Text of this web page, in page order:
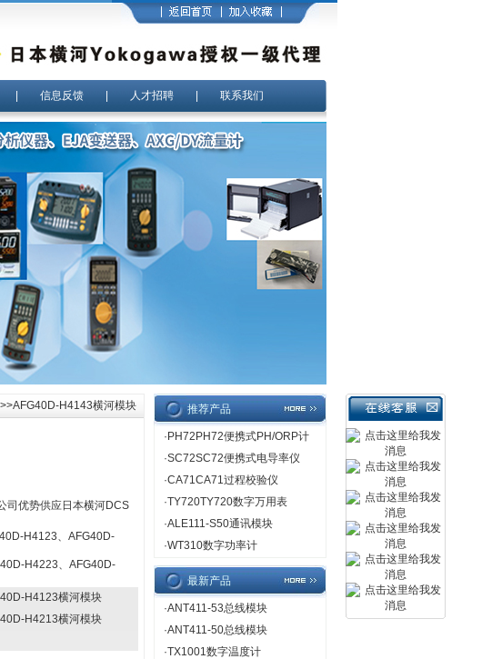
信息反馈 人才招聘 联系我们
>>AFG40D-H4143横河模块
司优势供应日本横河DCS
H4123、AFG40D-
H4223、AFG40D-
H4123横河模块
H4213横河模块
推荐产品
· PH72PH72便携式PH/ORP计
·SC72SC72便携式电导率仪
·CA71CA71过程校验仪
·TY720TY720数字万用表
·ALE111-S50通讯模块
·WT310数字功率计
最新产品
·ANT411-53总线模块
·ANT411-50总线模块
·TX1001数字温度计